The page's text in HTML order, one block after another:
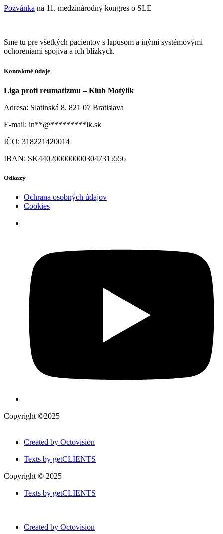
Pozvánka na 11. medzinárodný kongres o SLE
Sme tu pre všetkých pacientov s lupusom a inými systémovými
ochoreniami spojiva a ich blízkych.
Kontaktné údaje
Liga proti reumatizmu – Klub Motýlik
Adresa: Slatinská 8, 821 07 Bratislava
E-mail: in**@*********ik.sk
IČO: 318221420014
IBAN: SK4402000000003047315556
Odkazy
Ochrana osobných údajov
Cookies
Copyright ©2025
Created by Octovision
Texts by getCLIENTS
Copyright © 2025
Texts by getCLIENTS
Created by Octovision